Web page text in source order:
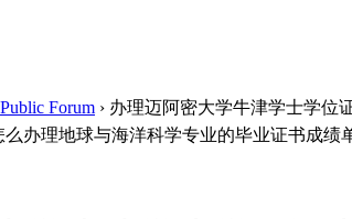
Public Forum › 办理迈阿密大学牛津学士学位
办理地球与海洋科学专业的毕业证书成